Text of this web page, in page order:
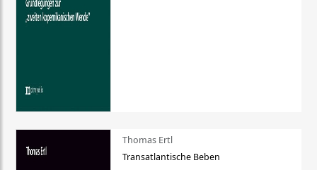
Thomas Ertl
Transatlantische Beben